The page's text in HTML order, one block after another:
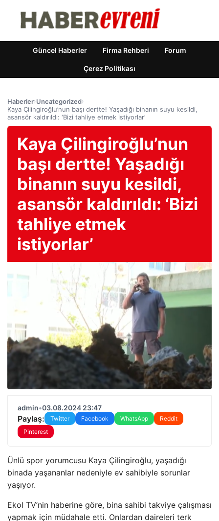
Güncel Haberler Firma Rehberi Forum
Çerez Politikası
Haberler›Uncategorized›
Kaya Çilingiroğlu’nun başı dertte! Yaşadığı binanın suyu kesildi,
asansör kaldırıldı: ‘Bizi tahliye etmek istiyorlar’
Kaya Çilingiroğlu’nun
başı dertte! Yaşadığı
binanın suyu kesildi,
asansör kaldırıldı: ‘Bizi
tahliye etmek
istiyorlar’
admin•03.08.2024 23:47
Paylaş: Twitter Facebook WhatsApp
Reddit
Pinterest
Ünlü spor yorumcusu Kaya Çilingiroğlu, yaşadığı
binada yaşananlar nedeniyle ev sahibiyle sorunlar
yaşıyor.
Ekol TV’nin haberine göre, bina sahibi takviye çalışması
yapmak için müdahale etti. Onlardan daireleri terk